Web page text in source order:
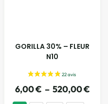
GORILLA 30% – FLEUR
N10
6,00€ – 520,00€